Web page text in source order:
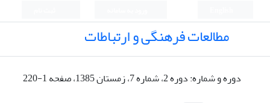
مطالعات فرهنگی و ارتباطات
دوره و شماره:دوره 2، شماره 7، زمستان 1385، صفحه 1-220